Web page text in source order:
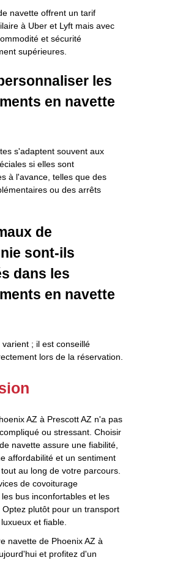
navette offrent un tarif
à Uber et Lyft mais avec
et sécurité
supérieures.
les
en navette
s'adaptent souvent aux
si elles sont
à l'avance, telles que des
ou des arrêts
de
sont-ils
dans les
en navette
varient ; il est conseillé
lors de la réservation.
AZ à Prescott AZ n'a pas
ou stressant. Choisir
navette assure une fiabilité,
affordabilité et un sentiment
au long de votre parcours.
de covoiturage
bus inconfortables et les
Optez plutôt pour un transport
et fiable.
navette de Phoenix AZ à
et profitez d'un